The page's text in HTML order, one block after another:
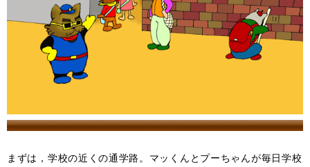
まずは，学校の近くの通学路。マッくんとプーちゃんが毎日学校